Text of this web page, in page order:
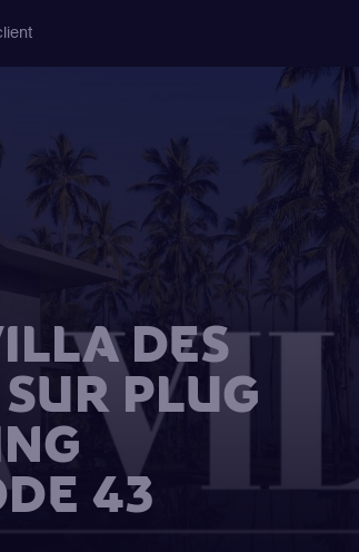
DES
PLUG
43